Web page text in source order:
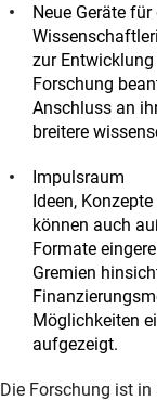
Neue Geräte
zur
Forschung
Anschluss an
breitere
Impulsraum
Ideen,
können auch
Formate
Gremien
Möglichkeiten
aufgezeigt.
Die Forschung ist